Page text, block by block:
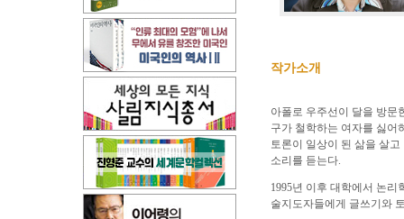
작가소개
아폴로 우주선이 달을 방문
구가 철학하는 여자를 싫어
토론이 일상이 된 삶을 살
소리를 듣는다.
1995년 이후 대학에서 논
술지도자들에게 글쓰기와